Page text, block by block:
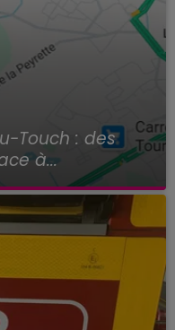
Touch : des
à...